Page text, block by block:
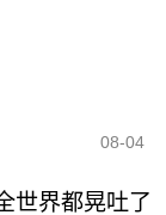
08-04
世界都晃吐了